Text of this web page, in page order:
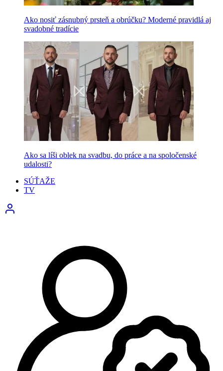
Ako nosiť zásnubný prsteň a obrúčku? Moderné pravidlá aj
svadobné tradície
Ako sa líši oblek na svadbu, do práce a na spoločenské
udalosti?
SÚŤAŽE
TV